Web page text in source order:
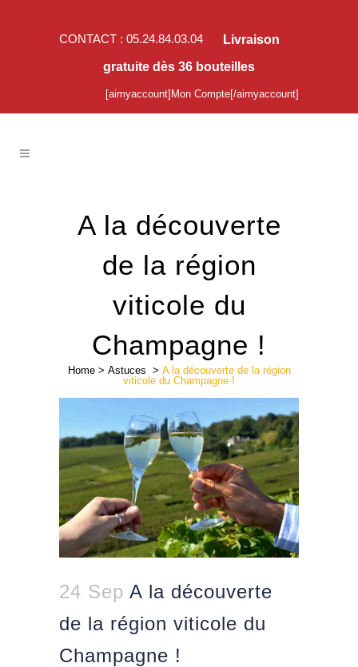
CONTACT : 05.24.84.03.04
Livraison
gratuite dès 36 bouteilles
[aimyaccount]Mon Compte[/aimyaccount]
A la découverte
de la région
viticole du
Champagne !
Home> Astuces > A la découverte de la région
viticole du Champagne !
24 Sep A la découverte
de la région viticole du
Champagne !